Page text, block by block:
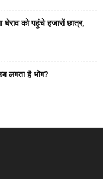
घेराव को पहुंचे हजारों छात्र,
लगता है भोग?